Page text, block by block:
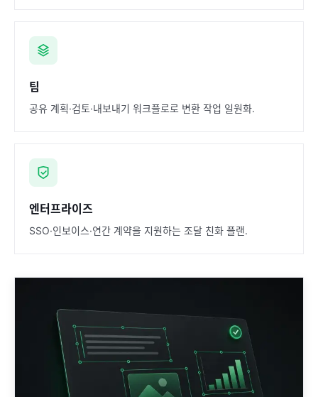
팀
공유 계획·검토·내보내기 워크플로로 변환 작업 일원화.
엔터프라이즈
SSO·인보이스·연간 계약을 지원하는 조달 친화 플랜.